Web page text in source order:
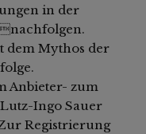
in der
dem Mythos der
Anbieter- zum
Ingo Sauer
Registrierung